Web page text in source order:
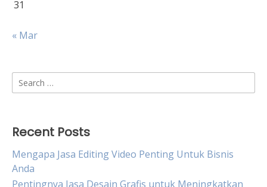
31
« Mar
Search
for:
Recent Posts
Mengapa Jasa Editing Video Penting Untuk Bisnis
Anda
Pentingnya Jasa Desain Grafis untuk Meningkatkan